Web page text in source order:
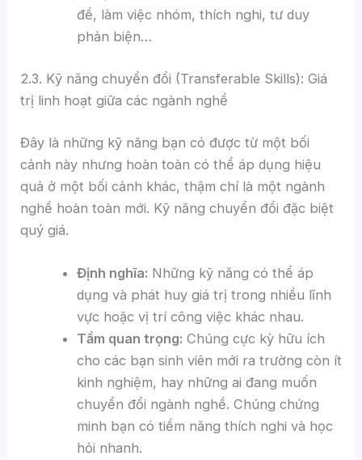
đề, làm việc nhóm, thích nghi, tư duy
phản biện…
2.3. Kỹ năng chuyển đổi (Transferable Skills): Giá
trị linh hoạt giữa các ngành nghề
Đây là những kỹ năng bạn có được từ một bối
cảnh này nhưng hoàn toàn có thể áp dụng hiệu
quả ở một bối cảnh khác, thậm chí là một ngành
nghề hoàn toàn mới. Kỹ năng chuyển đổi đặc biệt
quý giá.
Định nghĩa: Những kỹ năng có thể áp
dụng và phát huy giá trị trong nhiều lĩnh
vực hoặc vị trí công việc khác nhau.
Tầm quan trọng: Chúng cực kỳ hữu ích
cho các bạn sinh viên mới ra trường còn ít
kinh nghiệm, hay những ai đang muốn
chuyển đổi ngành nghề. Chúng chứng
minh bạn có tiềm năng thích nghi và học
hỏi nhanh.